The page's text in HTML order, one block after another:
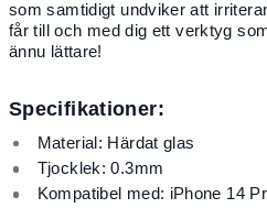
som samtidigt undviker att
får till och med dig ett verktyg
ännu lättare!
Specifikationer:
Material: Härdat glas
Tjocklek: 0.3mm
Kompatibel med: iPhone 14